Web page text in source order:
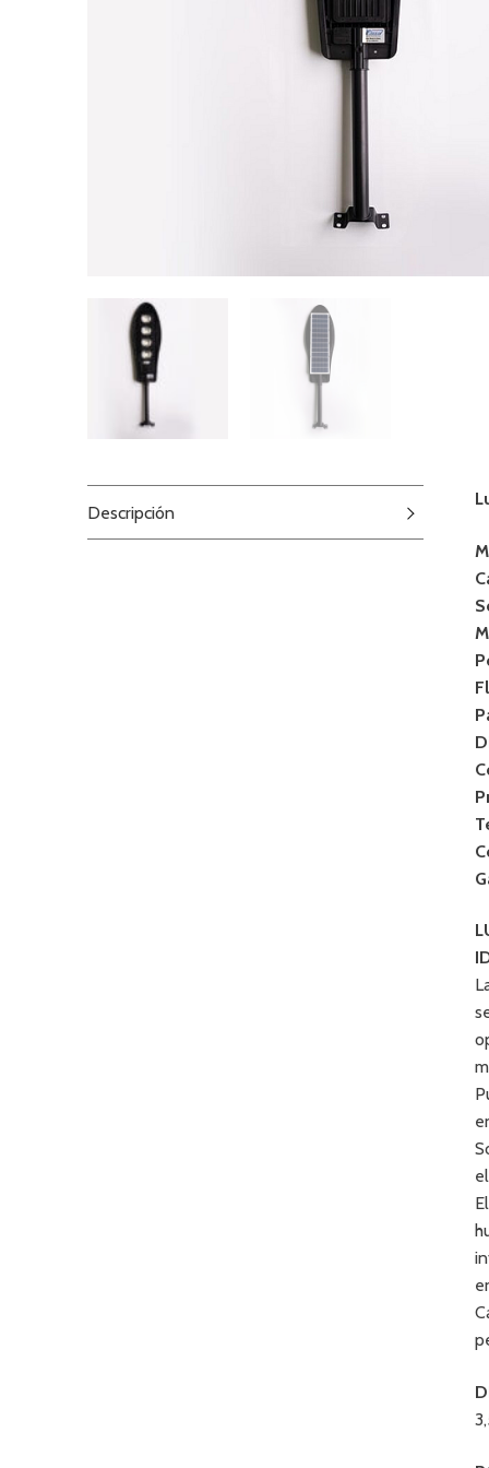
Servicio Técnico
Descripción